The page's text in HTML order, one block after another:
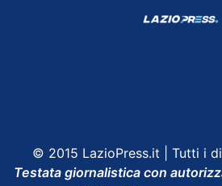
© 2015 LazioPress.it | Tutti i
Testata giornalistica con